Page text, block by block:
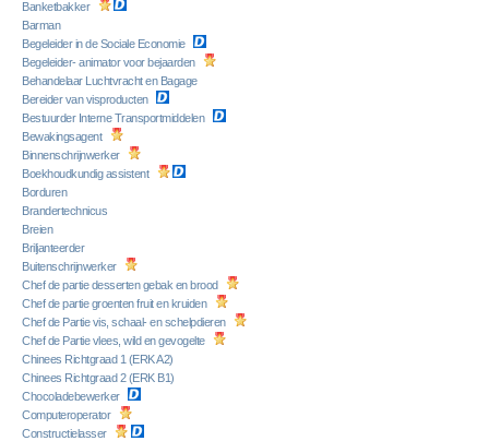
Banketbakker
Barman
Begeleider in de Sociale Economie
Begeleider- animator voor bejaarden
Behandelaar Luchtvracht en Bagage
Bereider van visproducten
Bestuurder Interne Transportmiddelen
Bewakingsagent
Binnenschrijnwerker
Boekhoudkundig assistent
Borduren
Brandertechnicus
Breien
Briljanteerder
Buitenschrijnwerker
Chef de partie desserten gebak en brood
Chef de partie groenten fruit en kruiden
Chef de Partie vis, schaal- en schelpdieren
Chef de Partie vlees, wild en gevogelte
Chinees Richtgraad 1 (ERK A2)
Chinees Richtgraad 2 (ERK B1)
Chocoladebewerker
Computeroperator
Constructielasser